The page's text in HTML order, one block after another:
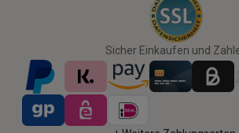
Sicher Einkaufen und